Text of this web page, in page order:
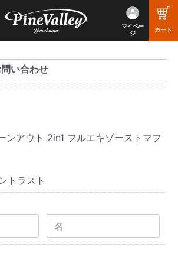
マイペー
ジ
カート
い合わせ
ンアウト 2in1 フルエキゾーストマフ
トラスト